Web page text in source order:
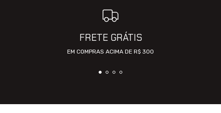
FRETE GRÁTIS
EM COMPRAS ACIMA DE R$ 300